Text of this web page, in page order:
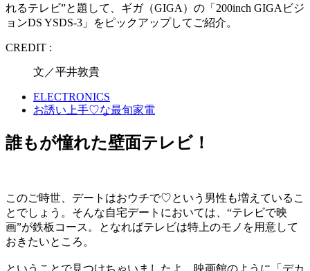
れるテレビ”と題して、ギガ（GIGA）の「200inch GIGAビジ
ョンDS YSDS-3」をピックアップしてご紹介。
CREDIT :
文／平井敦貴
ELECTRONICS
お誘い上手♡な最旬家電
誰もが憧れた壁面テレビ！
このご時世、デートはおウチで♡という男性も増えているこ
とでしょう。そんな自宅デートにおいては、“テレビで映
画”が鉄板コース。となればテレビは特上のモノを用意して
おきたいところ。
ということで見つけちゃいましたよ、映画館のように「デカ